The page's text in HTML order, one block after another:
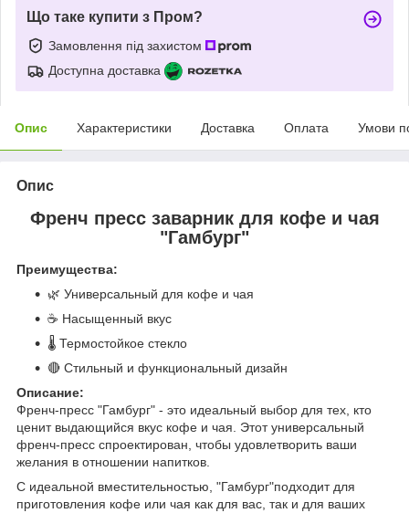
Що таке купити з Пром?
Замовлення під захистом
Доступна доставка
Опис Характеристики Доставка Оплата Умови
Опис
Френч пресс заварник для кофе и чая
"Гамбург"
Преимущества:
🌿 Универсальный для кофе и чая
☕ Насыщенный вкус
🌡️ Термостойкое стекло
🔴 Стильный и функциональный дизайн
Описание:
Френч-пресс "Гамбург" - это идеальный выбор для тех, кто
ценит выдающийся вкус кофе и чая. Этот универсальный
френч-пресс спроектирован, чтобы удовлетворить ваши
желания в отношении напитков.
С идеальной вместительностью, "Гамбург"подходит для
приготовления кофе или чая как для вас, так и для ваших